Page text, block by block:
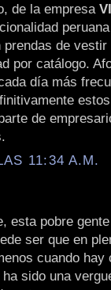
de la empresa
de vestir
por catálogo.
día más
de
11:34 A.M.
esta pobre
ser que en
cuando hay
sido una